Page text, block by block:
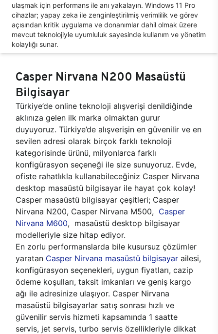
ulaşmak için performans ile anı yakalayın. Windows 11 Pro
cihazlar; yapay zeka ile zenginleştirilmiş verimlilik ve görev
açısından kritik uygulama ve donanımlar dahil olmak üzere
mevcut teknolojiyle uyumluluk sayesinde kullanım ve yönetim
kolaylığı sunar.
Casper Nirvana N200 Masaüstü
Bilgisayar
Türkiye’de online teknoloji alışverişi denildiğinde
aklınıza gelen ilk marka olmaktan gurur
duyuyoruz. Türkiye’de alışverişin en güvenilir ve en
sevilen adresi olarak birçok farklı teknoloji
kategorisinde ürünü, milyonlarca farklı
konfigürasyon seçeneği ile size sunuyoruz. Evde,
ofiste rahatlıkla kullanabileceğiniz Casper Nirvana
desktop masaüstü bilgisayar ile hayat çok kolay!
Casper masaüstü bilgisayar çeşitleri; Casper
Nirvana N200, Casper Nirvana M500, Casper
Nirvana M600, masaüstü desktop bilgisayar
modelleriyle size hitap ediyor.
En zorlu performanslarda bile kusursuz çözümler
yaratan Casper Nirvana masaüstü bilgisayar ailesi,
konfigürasyon seçenekleri, uygun fiyatları, cazip
ödeme koşulları, taksit imkanları ve geniş kargo
ağı ile adresinize ulaşıyor. Casper Nirvana
masaüstü bilgisayarlar satış sonrası hızlı ve
güvenilir servis hizmeti kapsamında 1 saatte
servis, jet servis, turbo servis özellikleriyle dikkat